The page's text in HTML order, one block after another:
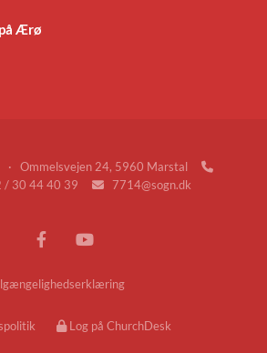
Ærø
Ommelsvejen 24, 5960 Marstal 
/ 30 44 40 39 7714@sogn.dk
Log på ChurchDesk